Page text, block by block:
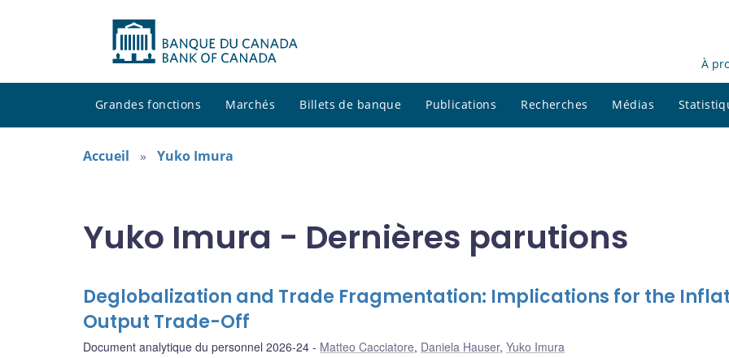
À
Grandes fonctions Marchés Billets de banque Publications Recherches Médias
Accueil Yuko Imura
Yuko Imura - Dernières parutions
Deglobalization and Trade Fragmentation: Implications for the
Output Trade-Off
Document analytique du personnel 2026-24 Matteo Cacciatore, Daniela Hauser, Yuko Imura